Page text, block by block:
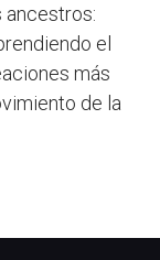
ancestros:
el
más
de la